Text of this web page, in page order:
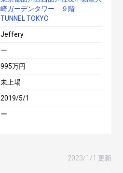
崎ガーデンタワー ９階
TUNNEL TOKYO
Jeffery
ー
995万円
未上場
2019/5/1
ー
2023/1/1 更新